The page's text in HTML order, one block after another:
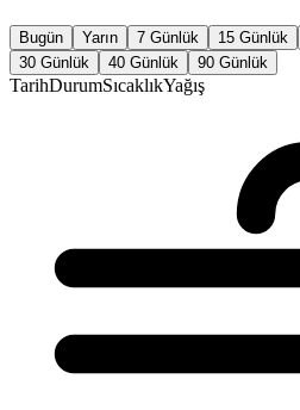
Bugün Yarın 7 Günlük 15 Günlük
30 Günlük
40 Günlük 90 Günlük
TarihDurumSıcaklıkYağış